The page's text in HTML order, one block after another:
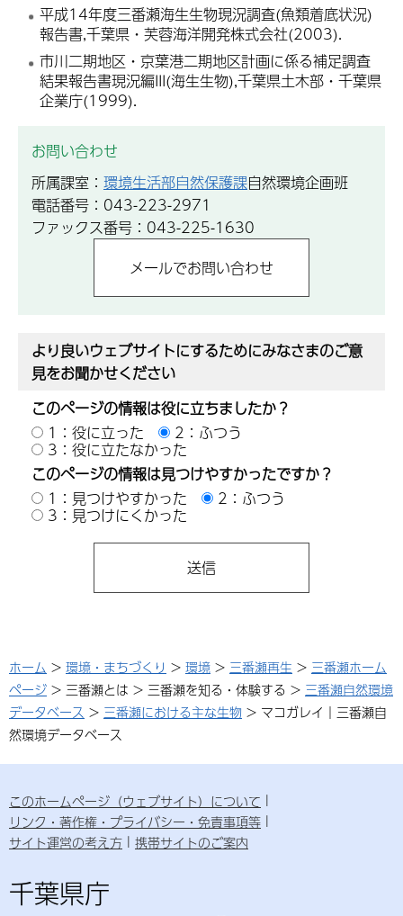
平成14年度三番瀬海生生物現況調査(魚類着底状況)
報告書,千葉県・芙蓉海洋開発株式会社(2003).
市川二期地区・京葉港二期地区計画に係る補足調査
結果報告書現況編III(海生生物),千葉県土木部・千葉県
企業庁(1999).
お問い合わせ
所属課室： 環境生活部自然保護課自然環境企画班
電話番号：043-223-2971
ファックス番号：043-225-1630
より良いウェブサイトにするためにみなさまのご意
見をお聞かせください
このページの情報は役に立ちましたか？
1：役に立った
2：ふつう
3：役に立たなかった
このページの情報は見つけやすかったですか？
1：見つけやすかった
2：ふつう
3：見つけにくかった
ホーム > 環境・まちづくり > 環境 > 三番瀬再生 > 三番瀬ホーム
ページ > 三番瀬とは > 三番瀬を知る・体験する > 三番瀬自然環境
データベース > 三番瀬における主な生物 > マコガレイ｜三番瀬自
然環境データベース
このホームページ（ウェブサイト）について
リンク・著作権・プライバシー・免責事項等
サイト運営の考え方
携帯サイトのご案内
千葉県庁